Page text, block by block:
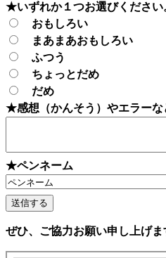
★いずれか１つお選びください
おもしろい
まあまあおもしろい
ふつう
ちょっとだめ
だめ
★感想（かんそう）やエラーな
★ペンネーム
ぜひ、ご協力お願い申し上げま